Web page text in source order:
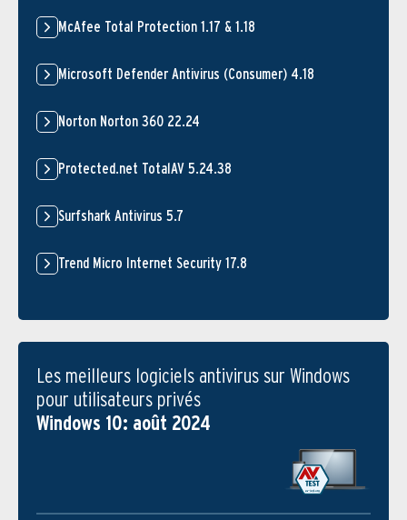
McAfee Total Protection 1.17 & 1.18
Microsoft Defender Antivirus (Consumer) 4.18
Norton Norton 360 22.24
Protected.net TotalAV 5.24.38
Surfshark Antivirus 5.7
Trend Micro Internet Security 17.8
Les meilleurs logiciels antivirus sur Windows
pour utilisateurs privés
Windows 10: août 2024